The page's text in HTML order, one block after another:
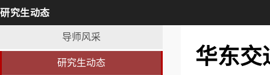
研究生动态
导师风采
研究生动态 华东交